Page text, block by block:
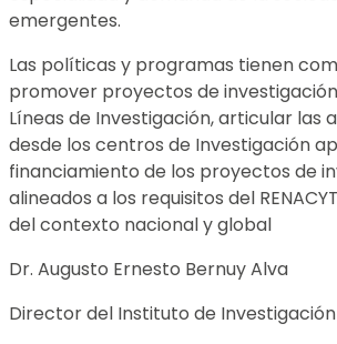
emergentes.
Las políticas y programas tienen
promover proyectos de
Líneas de Investigación, articular las
desde los centros de Investigación
financiamiento de los proyectos de
alineados a los requisitos del
del contexto nacional y global
Dr. Augusto Ernesto Bernuy Alva
Director del Instituto de Investigación